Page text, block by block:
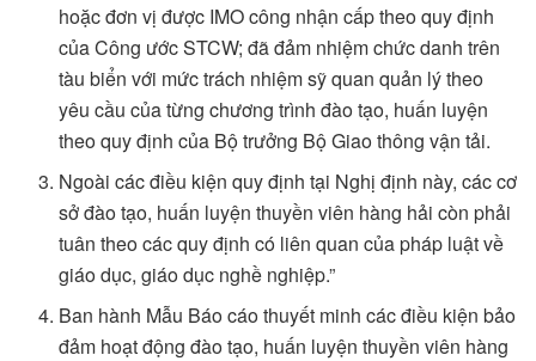
hoặc đơn vị được IMO công nhận cấp theo quy định
của Công ước STCW; đã đảm nhiệm chức danh trên
tàu biển với mức trách nhiệm sỹ quan quản lý theo
yêu cầu của từng chương trình đào tạo, huấn luyện
theo quy định của Bộ trưởng Bộ Giao thông vận tải.
Ngoài các điều kiện quy định tại Nghị định này, các cơ
sở đào tạo, huấn luyện thuyền viên hàng hải còn phải
tuân theo các quy định có liên quan của pháp luật về
giáo dục, giáo dục nghề nghiệp.”
Ban hành Mẫu Báo cáo thuyết minh các điều kiện bảo
đảm hoạt động đào tạo, huấn luyện thuyền viên hàng